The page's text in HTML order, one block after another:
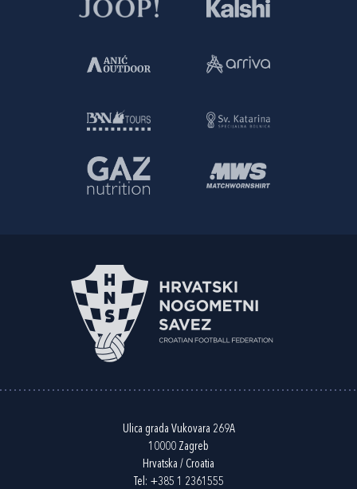
Ulica grada Vukovara 269A
10000 Zagreb
Hrvatska / Croatia
Tel: +385 1 2361555